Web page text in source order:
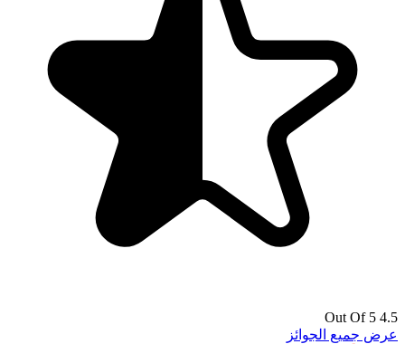
4.5 Out Of 5
عرض جميع الجوائز